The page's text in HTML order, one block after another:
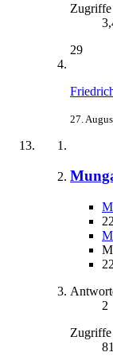
Zugriffe
29
27.
2
Zugriffe